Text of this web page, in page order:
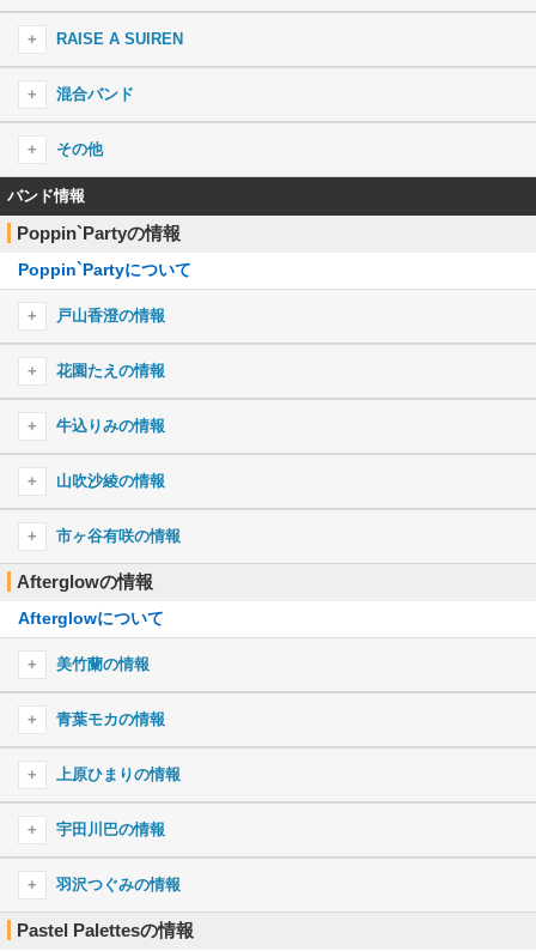
キラキラだとか夢だとか〜Sing Girils〜
1000回潤んだ空
Happy Happy Party！
前へススメ！
キミにもらったもの
夢見るSunflower
夏のドーン！
八月のif
Time Lapse
クリスマスのうた
B.O.F
CiRCLING
Light Delight
私の心はチョココロネ
二重の虹
最高(さあ行こう)！
Home Street
キズナミュージック♪
Jumpin’
SAKURA MEMORIES
Returns
Dreamer Go!
アニバーサリー
切ないSandglass
ツナグ、ソラモヨウ
ランブリングメモリー
ON YOUR MARK
いつも通りのBrand new days
Easy come,Easy go！
Sasanqua
I love your way！
RED RED RED
I knew it!
ONE OF US
SENSENFUKOKU
カナユメ
Trouble Joyful!!
Off we go.
カルマ
Butter-Fly
Don’t say “lazy”
great escape
アスノヨゾラ哨戒班
READY STEADY GO
Redo
プライド革命
イマジネーション
Reach Out To The Truth
ロストワンの号哭
ゆらゆらRing-Dong-Dance
SURVIVORねばーぎぶあっぷ
Wonderland Girl
天下トーイツAtoZ☆
もういちどルミナス
ゼッタイ宣言〜Recital〜
ぎゅっDAYS♪
きゅ〜まい＊flower
ワクワクmeetsトリップ
あっつあつ常夏らぶ☆サマー！
ゆめゆめグラデーション
Wonderful Sweet!
Winking☆Cheer
Power of LOVE!!!
TITLE IDOL
るんっ♪てぃてぃー！
パッパレ☆人生！バーン万歳！
secret base〜君がくれたもの〜
ドリームパレード
そばかす
MOON PRIDE
ふわふわ時間
はなまるぴっぴはよいこだけ
世界は恋に落ちている
ハッピーシンセサイザ
SAKURAスキップ
陽だまりロードナイト
HEROIC ADVENT
Determination Symphony
ONENESS
Opera of the wasteland
軌跡
Neo-Aspect
Legendary
Sanctuary
R
PASSIONATE ANTHEM
Safe and Sound
FIRE BIRD
約束
"UNIONS"Road
Song I am.
Break your desire
Avant-garde HISTORY
Blessing Chord
ZEAL of proud
Keep Heart
Original Call
overtuRe
ハピネスっ！ハピィーマジカルっ♪
ゴーカ！ごーかい！？ファントムシーフ！
せかいのっびのびトレジャー！
YAPPY！ SCHOOL CARNIVAL☆彡
わちゃ・もちゃ・ぺったん行進曲
ふわふわ☆ゆめいろサンドイッチ
ハイファイブ∞あどべんちゃっ
キミがいなくちゃっ！
はれやか すこやか ぴかりんりん♪
えがお・シング・あ・ソング
にこ×にこ=ハイパースマイルパワー！
スマイルブーケでた〜まや〜！
おもいでイルミネーション
うぃーきゃん☆フレフレっ！
えがお、み〜っけた！
にこにこねくと！
きらっ☆と キミフェス！
シュガーソングとビターステップ
いーあるふぁんくらぶ
シルエット
ハッピーサマーウェディング
ひまわりの約束
恋は混沌の隷也
Dragon Night
Daylight-デイライト-
金色へのプレリュード
ブルームブルーム
flame of hope
ハーモニー・デイ
Sonorous
Secret Dawn
fly with the night
Fateful...
chAngE
秒針を噛む
LEVEL5-judgelight-
深海少女
Nevereverland
CQCQ
V.I.P
COLORFUL BOX
RAISE A SUIREN
R・I・O・T
UNSTOPPABLE
A DECLATION OF ×××
EXPOSE ’Burn out!!!'
!NVATE SHOW!
Beautiful Birthday
mind of Prominence
OUTSIDER RODEO
Domination to world
灼熱 Bonfire!
Sacred world
HELL! or HELL?
Embrace of light
CORUSCATE-DNA-
1/3の純情な感情
激動
ヒトリノ夜
劣等上等
恋しさとせつなさと心強さと
ブリキノダンス
DAYBREAK FRONTLINE
CORE PRIDE
Keep the Heat and Fire Yourself Up
混合バンド
クインティプル☆すまいる
ピコっと！パピっと！！ガルパ☆ピコ！！！
ひとりじゃないんだから
大盛り一丁！ガルパ☆ピコ
絆色のアンサンブル
ラスハピーポー！
競宴Red×Violet
ピコたるもの、ふぃーばー！
ナカナ イナ カナイ
天体観測
正解はひとつ！じゃない！！
ハレ晴レユカイ
革命デュアリズム
檄！帝国華撃団
創聖のアクエリオン
GO!!!
SAVIOR OF SONG
ムーンライト伝説
ドラマツルギー
シル・ヴ・プレジデント
その他
Glitter＊Green
Don’t be afraid
キャラソン
どきどきSING OUT！
花園電気ギター！！！
チョコレイトの低音レシピ
遠い音楽〜ハートビート〜
す、好きなんかじゃない！
バンド情報
Poppin`Partyの情報
Poppin`Partyについて
戸山香澄の情報
戸山香澄のプロフィール
戸山香澄のキャラ一覧
花園たえの情報
花園たえのプロフィール
花園たえのキャラ一覧
牛込りみの情報
牛込りみのプロフィール
牛込りみのキャラ一覧
山吹沙綾の情報
山吹沙綾のプロフィール
山吹沙綾のキャラ一覧
市ヶ谷有咲の情報
市ヶ谷有咲のプロフィール
市ヶ谷有咲のキャラ一覧
Afterglowの情報
Afterglowについて
美竹蘭の情報
美竹蘭のプロフィール
美竹蘭のキャラ一覧
青葉モカの情報
青葉モカのプロフィール
青葉モカのキャラ一覧
上原ひまりの情報
上原ひまりのプロフィール
上原ひまりのキャラ一覧
宇田川巴の情報
宇田川巴のプロフィール
宇田川巴のキャラ一覧
羽沢つぐみの情報
羽沢つぐみのプロフィール
Pastel Palettesの情報